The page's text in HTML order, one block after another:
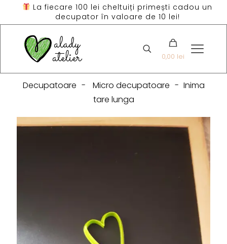
La fiecare 100 lei cheltuiți primești cadou un
decupator în valoare de 10 lei!
0,00 lei
Decupatoare - Micro decupatoare - Inima
tare lunga